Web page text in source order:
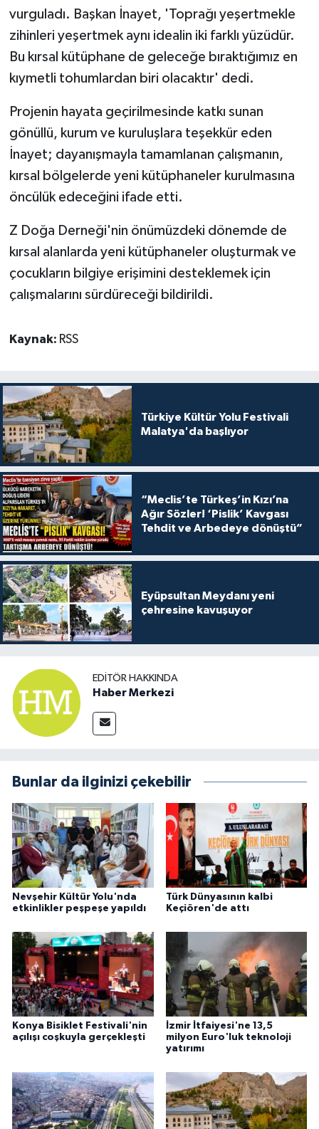
vurguladı. Başkan İnayet, 'Toprağı yeşertmekle
zihinleri yeşertmek aynı idealin iki farklı yüzüdür.
Bu kırsal kütüphane de geleceğe bıraktığımız en
kıymetli tohumlardan biri olacaktır' dedi.
Projenin hayata geçirilmesinde katkı sunan
gönüllü, kurum ve kuruluşlara teşekkür eden
İnayet; dayanışmayla tamamlanan çalışmanın,
kırsal bölgelerde yeni kütüphaneler kurulmasına
öncülük edeceğini ifade etti.
Z Doğa Derneği'nin önümüzdeki dönemde de
kırsal alanlarda yeni kütüphaneler oluşturmak ve
çocukların bilgiye erişimini desteklemek için
çalışmalarını sürdüreceği bildirildi.
Kaynak: RSS
Türkiye Kültür Yolu Festivali
Malatya'da başlıyor
“Meclis’te Türkeş’in Kızı’na
Ağır Sözler! ‘Pislik’ Kavgası
Tehdit ve Arbedeye dönüştü”
Eyüpsultan Meydanı yeni
çehresine kavuşuyor
EDITÖR HAKKINDA
Haber Merkezi
Bunlar da ilginizi çekebilir
Nevşehir Kültür Yolu'nda
etkinlikler peşpeşe yapıldı
Türk Dünyasının kalbi
Keçiören'de attı
Konya Bisiklet Festivali'nin
açılışı coşkuyla gerçekleşti
İzmir İtfaiyesi'ne 13,5
milyon Euro'luk teknoloji
yatırımı